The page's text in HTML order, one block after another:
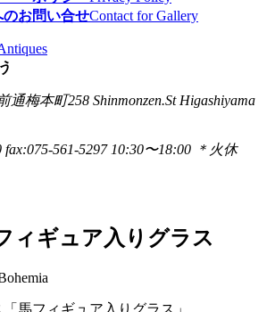
お問い合せContact for Gallery
通梅本町258 Shinmonzen.St Higashiyama
fax:075-561-5297 10:30〜18:00 ＊火休
ィギュア入りグラス